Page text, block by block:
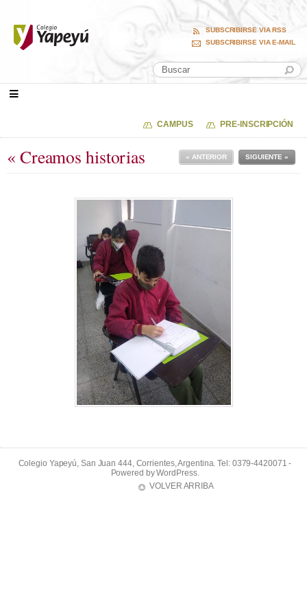
SUBSCRIBIRSE VIA RSS
SUBSCRIBIRSE VIA E-MAIL
CAMPUS PRE-INSCRIPCIÓN
« Creamos historias SIGUIENTE »
« ANTERIOR
Colegio Yapeyú, San Juan 444, Corrientes, Argentina. Tel: 0379-4420071 -
Powered byWordPress.
VOLVER ARRIBA